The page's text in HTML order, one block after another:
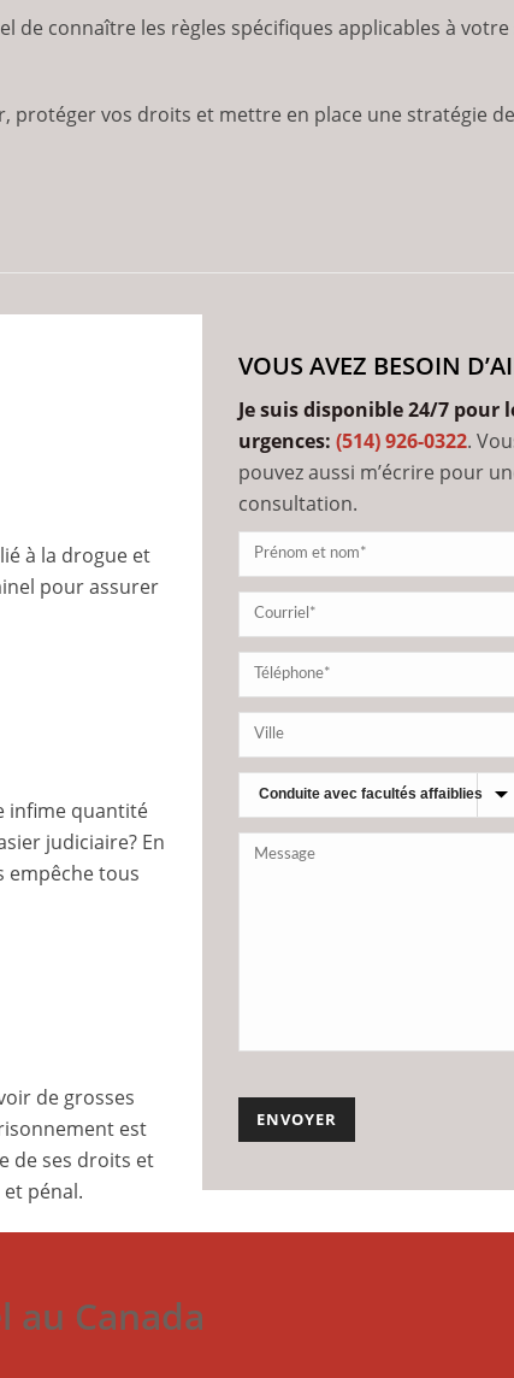
de connaître les règles spécifiques applicables à
protéger vos droits et mettre en place une stratégie
à la drogue et
pour assurer
infime quantité
judiciaire? En
empêche tous
de grosses
est
de ses droits et
pénal.
VOUS AVEZ BESOIN
Je suis disponible 24/7 pour
urgences:(514) 926-0322.
pouvez aussi m’écrire pour
consultation.
au Canada